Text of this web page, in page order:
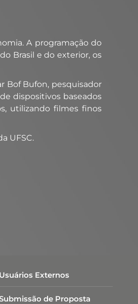
A programação do
Brasil e do exterior, os
Bof Bufon, pesquisador
dispositivos baseados
utilizando filmes finos
UFSC.
Usuários Externos
de Proposta